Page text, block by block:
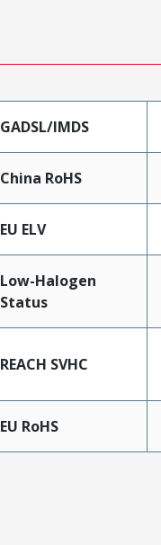
GADSL/IMDS
China RoHS
EU ELV
Low-Halogen
Status
REACH SVHC
EU RoHS